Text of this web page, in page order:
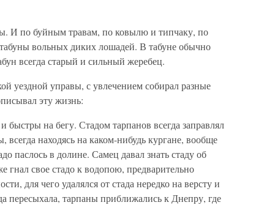
И по буйным травам, по ковылю и типчаку, по
вольных диких лошадей. В табуне обычно
всегда старый и сильный жеребец.
уездной управы, с увлечением собирал разные
эту жизнь:
на бегу. Стадом тарпанов всегда заправлял
всегда находясь на каком-нибудь кургане, вообще
паслось в долине. Самец давал знать стаду об
свое стадо к водопою, предварительно
для чего удалялся от стада нередко на версту и
пересыхала, тарпаны приближались к Днепру, где